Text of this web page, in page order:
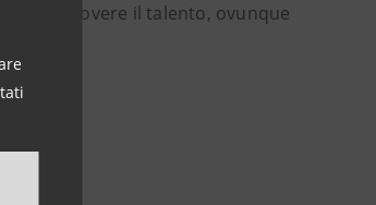
e promuovere il talento, ovunque